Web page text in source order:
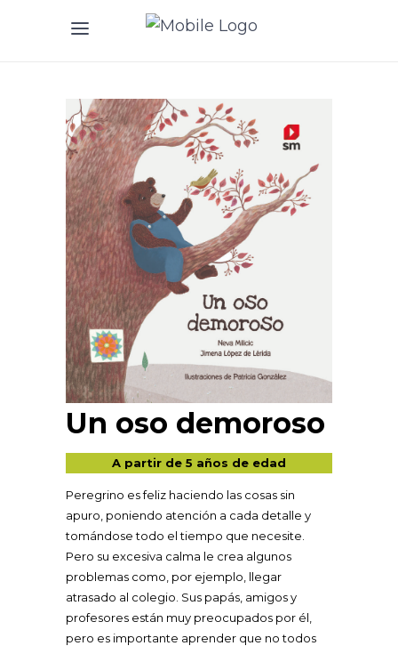
Un oso demoroso
A partir de 5 años de edad
Peregrino es feliz haciendo las cosas sin
apuro, poniendo atención a cada detalle y
tomándose todo el tiempo que necesite.
Pero su excesiva calma le crea algunos
problemas como, por ejemplo, llegar
atrasado al colegio. Sus papás, amigos y
profesores están muy preocupados por él,
pero es importante aprender que no todos